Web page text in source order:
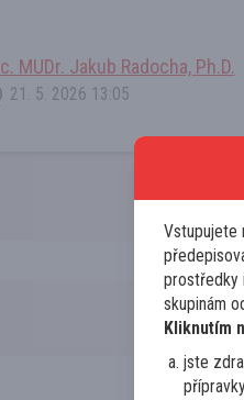
MUDr. Jakub Radocha, Ph.D.
21. 5. 2026 13:05
Vstupujete
prostředky
skupinám
Kliknutím
jste